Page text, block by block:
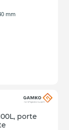
mm
porte